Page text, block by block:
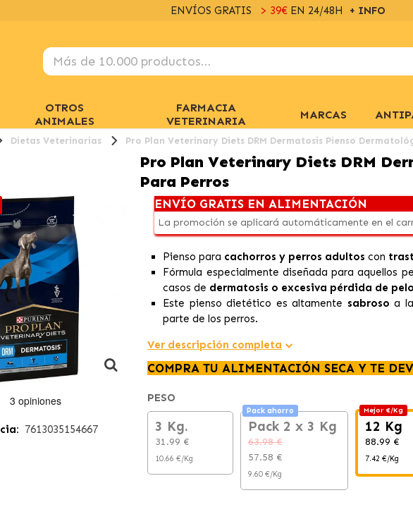
ENVÍOS GRATIS > 39€EN 24/48H + INFO
OTROS
ANIMALES
FARMACIA
VETERINARIA
MARCAS
Dietas Veterinarias Pro Plan Veterinary Diets DRM Dermatosis Pienso
Pro Plan Veterinary Diets DRM
Para Perros
7613035154667
ENVÍO GRATIS EN ALIMENTACIÓN
La promoción se aplicará automáticamente en el
Pienso para cachorros y perros adultos con
Fórmula especialmente diseñada para aquellos
casos de dermatosis o excesiva pérdida de
Este pienso dietético es altamente sabrosoa
parte de los perros.
Ver descripción completa
COMPRA TU ALIMENTACIÓN SECA Y TE
PESO
3 Kg.
31.99 €
10.66 €/Kg
Pack ahorro
Pack 2 x 3 Kg
63.98 €
57.58 €
9.60 €/Kg
Mejor €/Kg
12 Kg
88.99 €
7.42 €/Kg